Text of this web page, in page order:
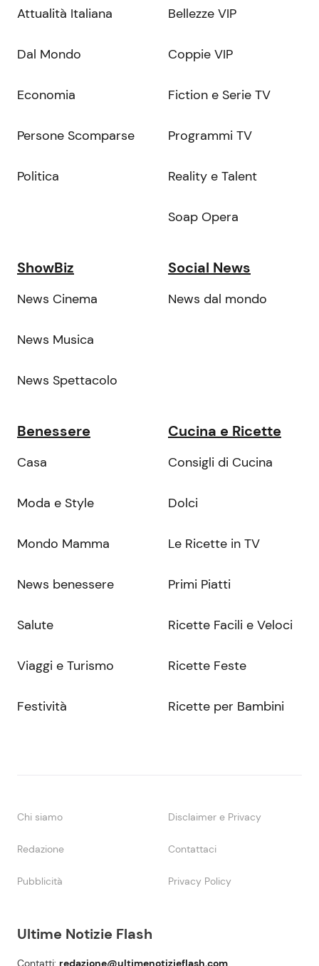
Ultime Notizie Flash
Attualità Italiana
Dal Mondo
Economia
Persone Scomparse
Politica
Bellezze VIP
Coppie VIP
Fiction e Serie TV
Programmi TV
Reality e Talent
Soap Opera
ShowBiz
News Cinema
News Musica
News Spettacolo
Social News
News dal mondo
Benessere
Casa
Moda e Style
Mondo Mamma
News benessere
Salute
Viaggi e Turismo
Festività
Cucina e Ricette
Consigli di Cucina
Dolci
Le Ricette in TV
Primi Piatti
Ricette Facili e Veloci
Ricette Feste
Ricette per Bambini
Chi siamo Disclaimer e Privacy
Redazione Contattaci
Pubblicità Privacy Policy